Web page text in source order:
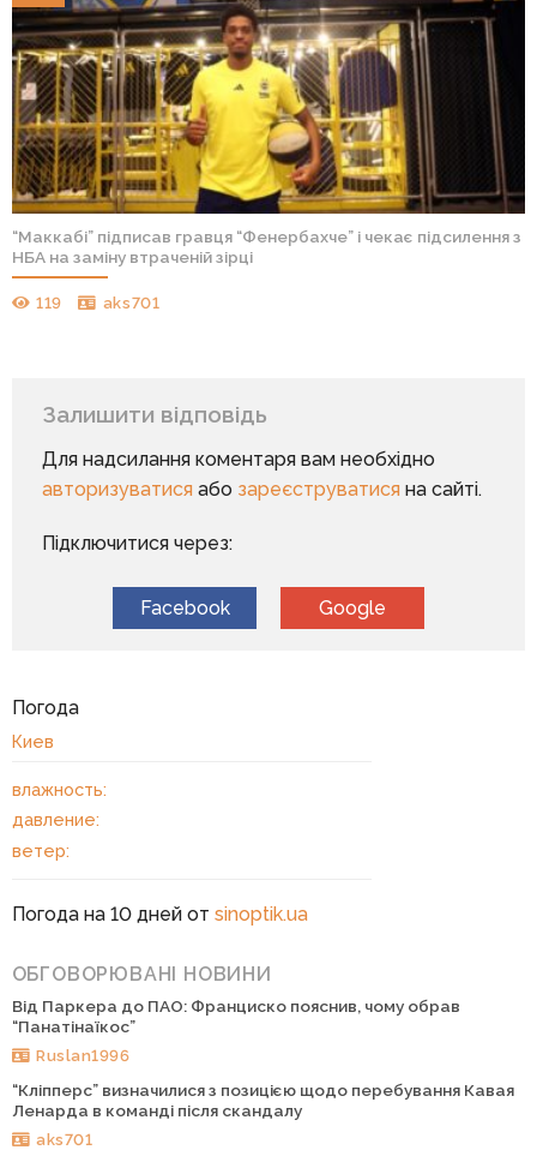
“Маккабі” підписав гравця “Фенербахче” і чекає підсилення з
НБА на заміну втраченій зірці
119 aks701
Залишити відповідь
Для надсилання коментаря вам необхідно
авторизуватисяабо зареєструватисяна сайті.
Підключитися через:
Facebook Google
Погода
Киев
влажность:
давление:
ветер:
Погода на 10 дней от sinoptik.ua
ОБГОВОРЮВАНІ НОВИНИ
Від Паркера до ПАО: Франциско пояснив, чому обрав
“Панатінаїкос”
Ruslan1996
“Кліпперс” визначилися з позицією щодо перебування Кавая
Ленарда в команді після скандалу
aks701